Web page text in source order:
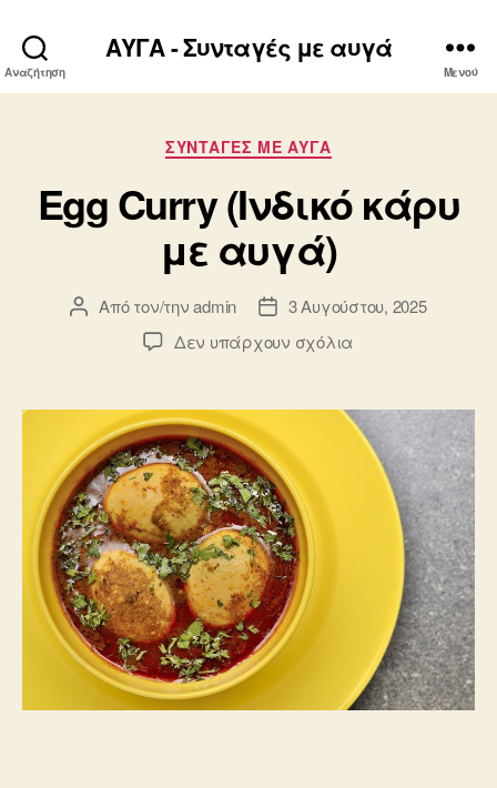
Αναζήτηση
ΑΥΓΑ - Συνταγές με αυγά
Μενού
Κατηγορίες
ΣΥΝΤΑΓΈΣ ΜΕ ΑΥΓΆ
Egg Curry (Ινδικό κάρυ
με αυγά)
Συντάκτης
Από τον/τηνadmin
Ημ.
δημοσίευσης
3 Αυγούστου, 2025
Δεν υπάρχουν σχόλια
(Ινδικό
κάρυ
με
αυγά)